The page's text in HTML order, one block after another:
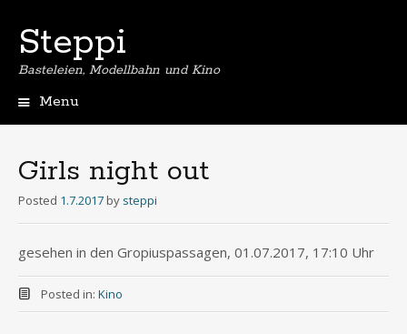
Steppi
Basteleien, Modellbahn und Kino
Menu
Girls night out
Posted 1.7.2017 by steppi
gesehen in den Gropiuspassagen, 01.07.2017, 17:10 Uhr
Posted in: Kino